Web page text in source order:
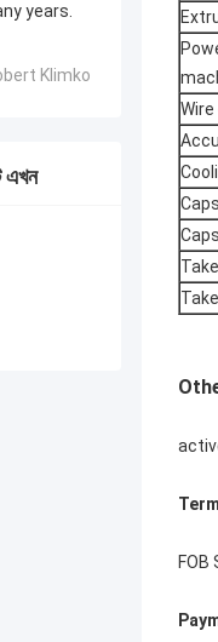
years.
Klimko
এখন
FOB